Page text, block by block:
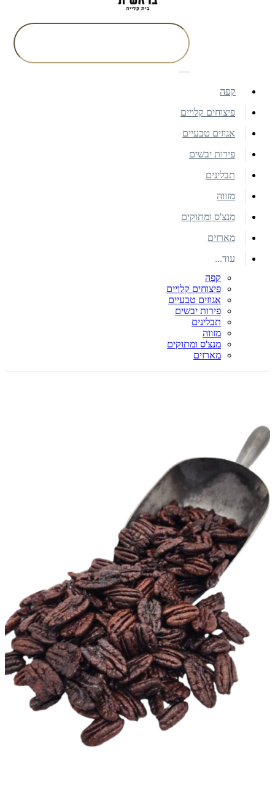
קפה
פיצוחים קלויים
אגוזים טבעיים
פירות יבשים
תבלינים
מזווה
מנצ'ס ומתוקים
מארזים
עוד...
קפה
פיצוחים קלויים
אגוזים טבעיים
פירות יבשים
תבלינים
מזווה
מנצ'ס ומתוקים
מארזים